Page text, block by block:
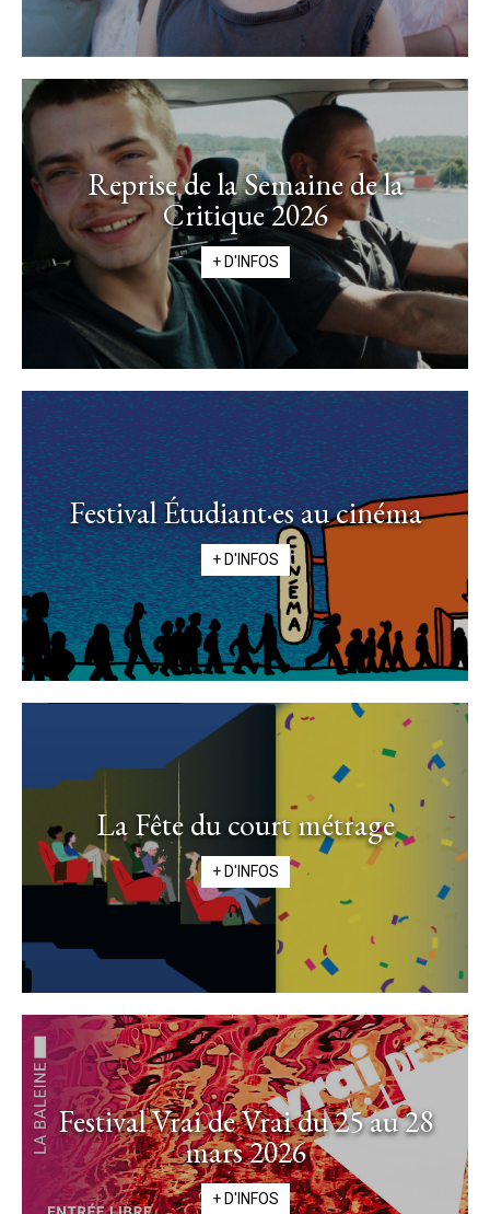
Reprise de la Semaine de la
Critique 2026
+ D'INFOS
Festival Étudiant·es au cinéma
+ D'INFOS
La Fête du court métrage
+ D'INFOS
Festival Vrai de Vrai du 25 au 28
mars 2026
+ D'INFOS